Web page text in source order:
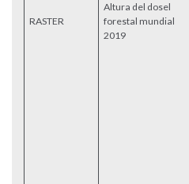
RASTER
Altura del dosel
forestal mundial
2019